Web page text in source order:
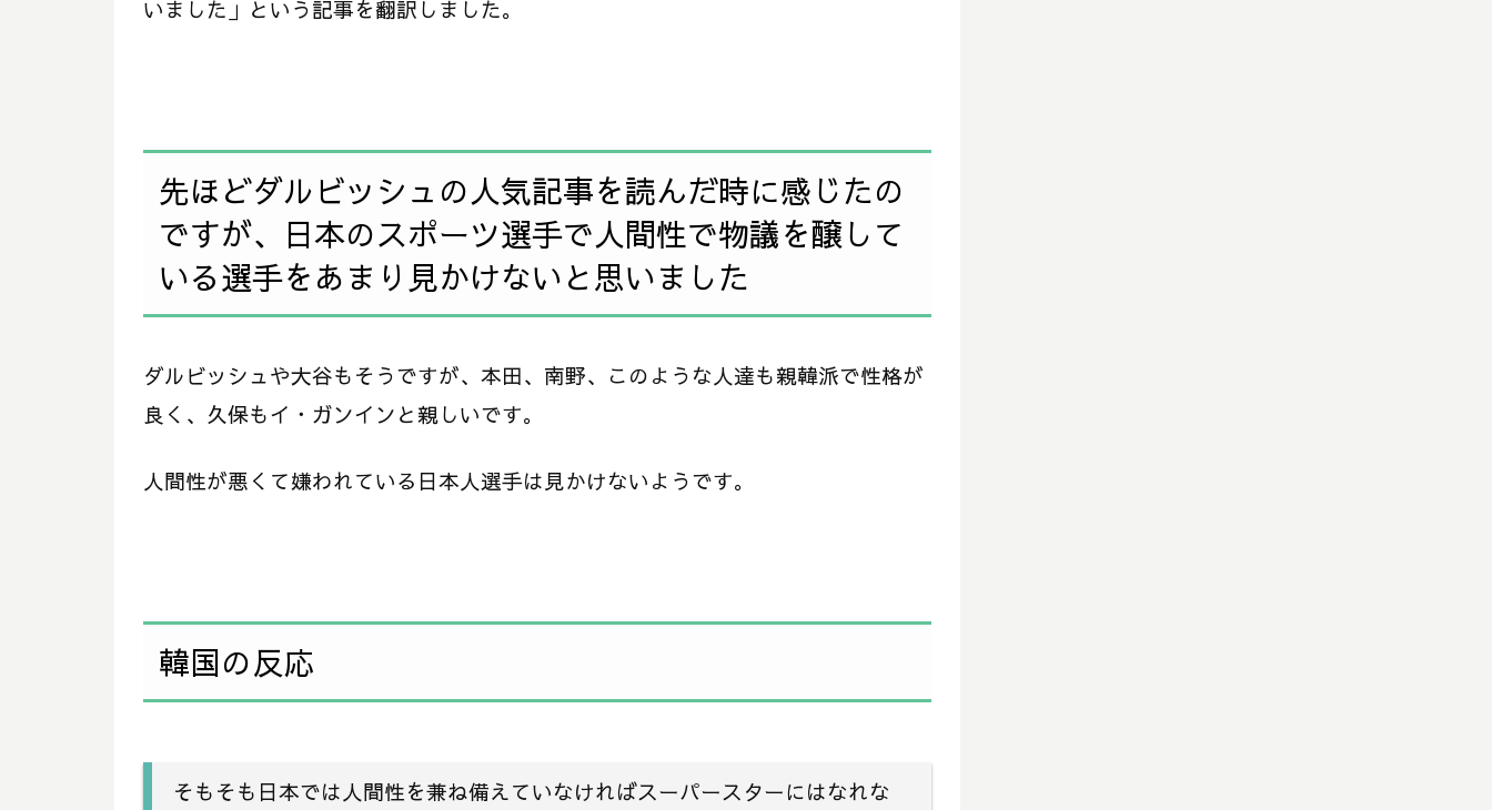
いました」という記事を翻訳しました。
先ほどダルビッシュの人気記事を読んだ時に感じたの
ですが、日本のスポーツ選手で人間性で物議を醸して
いる選手をあまり見かけないと思いました
ダルビッシュや大谷もそうですが、本田、南野、このような人達も親韓派で性格が
良く、久保もイ・ガンインと親しいです。
人間性が悪くて嫌われている日本人選手は見かけないようです。
韓国の反応
そもそも日本では人間性を兼ね備えていなければスーパースターにはなれな